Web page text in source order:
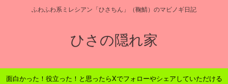
ふわふわ系ミレシアン「ひさちん」（鞠鯖）のマビノギ日記
ひさの隠れ家
面白かった！役立った！と思ったらXでフォローやシェアしていただける